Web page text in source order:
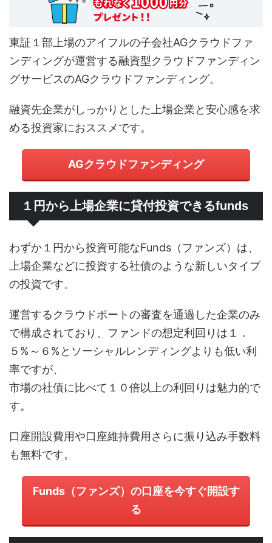
東証１部上場のアイフルの子会社AGクラウドファ
ンディングが運営する融資型クラウドファンディン
グサービスのAGクラウドファンディング。
融資先企業がしっかりとした上場企業と安心感を求
める投資家におススメです。
AGクラウドファンディング
１円から上場企業に貸付投資できるfunds
わずか１円から投資可能なFunds（ファンズ）は、
上場企業などに投資する社債のような新しいタイプ
の投資です。
運営するクラウドポートの審査を通過した企業のみ
で構成されており、ファンドの想定利回りは１．
５%～６%とソーシャルレンディングよりも低い利
率ですが、
市場の社債に比べて１０倍以上の利回りは魅力的で
す。
口座開設費用や口座維持費用さらに振り込み手数料
も無料です。
Funds（ファンズ）の口座を今すぐ開設す
る